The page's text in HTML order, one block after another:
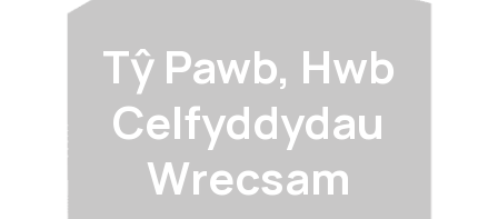
Tŷ Pawb, Hwb
Celfyddydau
Wrecsam